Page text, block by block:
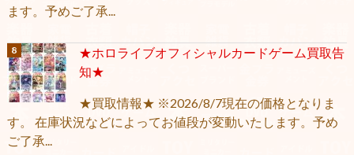
ます。予めご了承...
★ホロライブオフィシャルカードゲーム買取告
知★
★買取情報★ ※2026/8/7現在の価格となりま
す。 在庫状況などによってお値段が変動いたします。予め
ご了承...